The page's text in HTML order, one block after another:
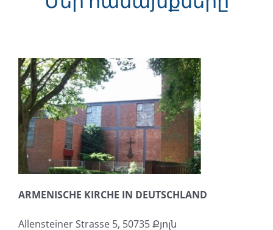
ARMENISCHE KIRCHE IN DEUTSCHLAND
Allensteiner Strasse 5, 50735 Քյոլն